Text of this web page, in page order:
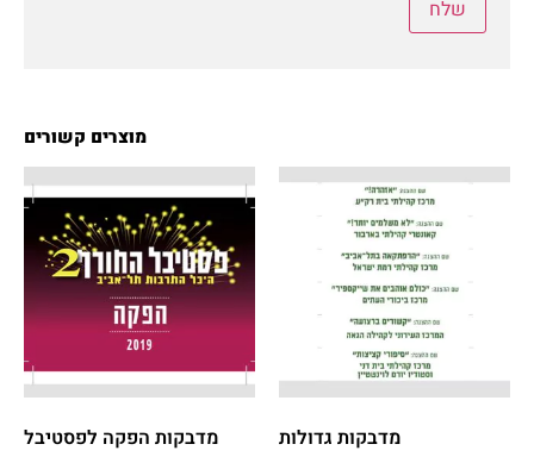
מוצרים קשורים
מדבקות גדולות מדבקות הפקה לפסטיבל